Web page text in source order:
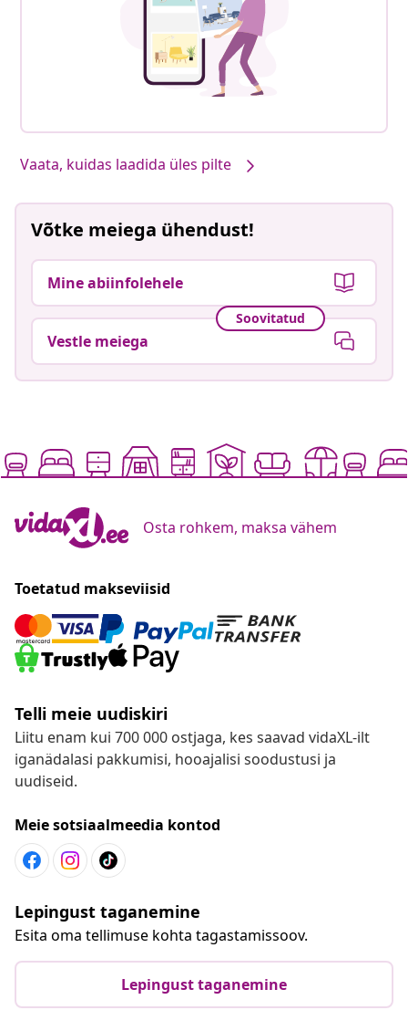
Vaata, kuidas laadida üles pilte
Võtke meiega ühendust!
Mine abiinfolehele
Soovitatud
Vestle meiega
Osta rohkem, maksa vähem
Toetatud makseviisid
Telli meie uudiskiri
Liitu enam kui 700 000 ostjaga, kes saavad vidaXL-ilt
iganädalasi pakkumisi, hooajalisi soodustusi ja
uudiseid.
Meie sotsiaalmeedia kontod
Lepingust taganemine
Esita oma tellimuse kohta tagastamissoov.
Lepingust taganemine